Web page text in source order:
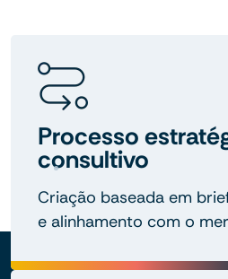
Processo
consultivo
Criação baseada em
e alinhamento com o